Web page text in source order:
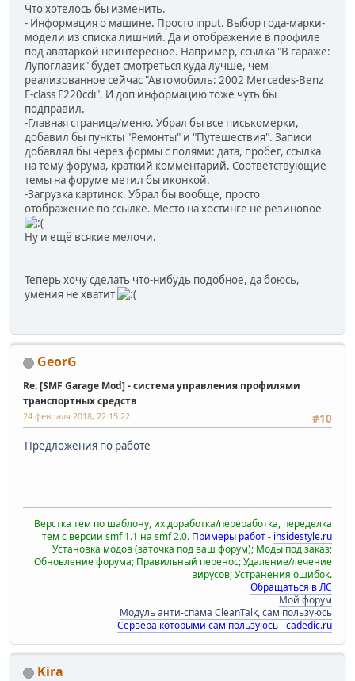
Что хотелось бы изменить.
- Информация о машине. Просто input. Выбор года-марки-
модели из списка лишний. Да и отображение в профиле
под аватаркой неинтересное. Например, ссылка "В гараже:
Лупоглазик" будет смотреться куда лучше, чем
реализованное сейчас "Автомобиль: 2002 Mercedes-Benz
E-class E220cdi". И доп информацию тоже чуть бы
подправил.
-Главная страница/меню. Убрал бы все писькомерки,
добавил бы пункты "Ремонты" и "Путешествия". Записи
добавлял бы через формы с полями: дата, пробег, ссылка
на тему форума, краткий комментарий. Соответствующие
темы на форуме метил бы иконкой.
-Загрузка картинок. Убрал бы вообще, просто
отображение по ссылке. Место на хостинге не резиновое
Ну и ещё всякие мелочи.
Теперь хочу сделать что-нибудь подобное, да боюсь,
умения не хватит
GeorG
Re: [SMF Garage Mod] - система управления профилями
транспортных средств
#10
24 февраля 2018, 22:15:22
Предложения по работе
Верстка тем по шаблону, их доработка/переработка, переделка
тем с версии smf 1.1 на smf 2.0. Примеры работ - insidestyle.ru
Установка модов (заточка под ваш форум); Моды под заказ;
Обновление форума; Правильный перенос; Удаление/лечение
вирусов; Устранения ошибок.
Обращаться в ЛС
Мой форум
Модуль анти-спама CleanTalk, сам пользуюсь
Сервера которыми сам пользуюсь - cadedic.ru
Kira